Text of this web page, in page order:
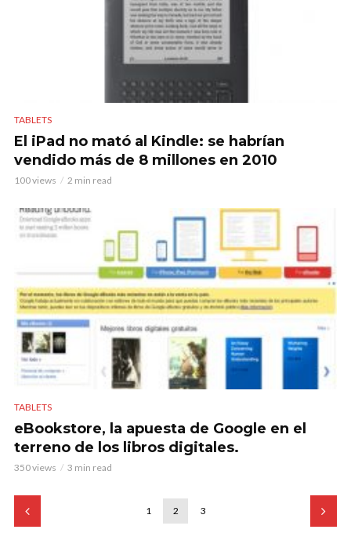
TABLETS
El iPad no mató al Kindle: se habrían
vendido más de 8 millones en 2010
100 views 2 min read
TABLETS
eBookstore, la apuesta de Google en el
terreno de los libros digitales.
350 views 3 min read
1 2 3